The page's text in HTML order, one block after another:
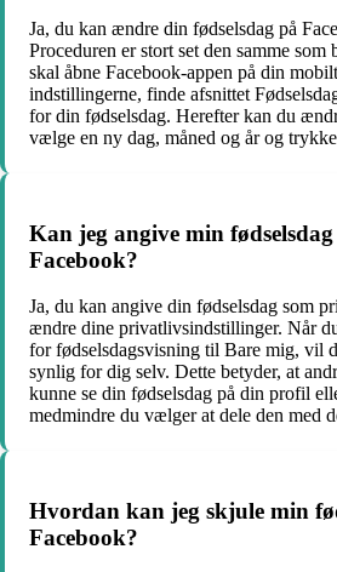
Ja, du kan ændre din fødselsdag på
Proceduren er stort set den samme
skal åbne Facebook-appen på din
indstillingerne, finde afsnittet
for din fødselsdag. Herefter kan du
vælge en ny dag, måned og år og
Kan jeg angive min
Facebook?
Ja, du kan angive din fødselsdag som
ændre dine privatlivsindstillinger. Når
for fødselsdagsvisning til Bare mig, vil
synlig for dig selv. Dette betyder, at
kunne se din fødselsdag på din profil
medmindre du vælger at dele den med
Hvordan kan jeg skjule min
Facebook?